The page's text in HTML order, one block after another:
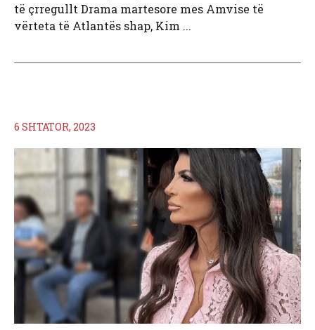
të çrregullt Drama martesore mes Amvise të
vërteta të Atlantës shap, Kim ...
6 SHTATOR, 2023